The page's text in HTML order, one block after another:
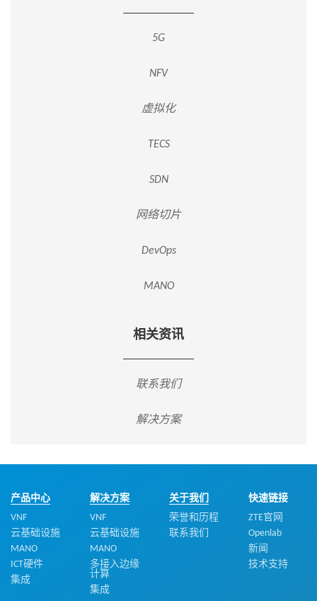
5G
NFV
虚拟化
TECS
SDN
网络切片
DevOps
MANO
相关资讯
联系我们
解决方案
产品中心
VNF
云基础设施
MANO
ICT硬件
集成
解决方案
VNF
云基础设施
MANO
多接入边缘
计算
集成
关于我们
荣誉和历程
联系我们
快速链接
ZTE官网
Openlab
新闻
技术支持